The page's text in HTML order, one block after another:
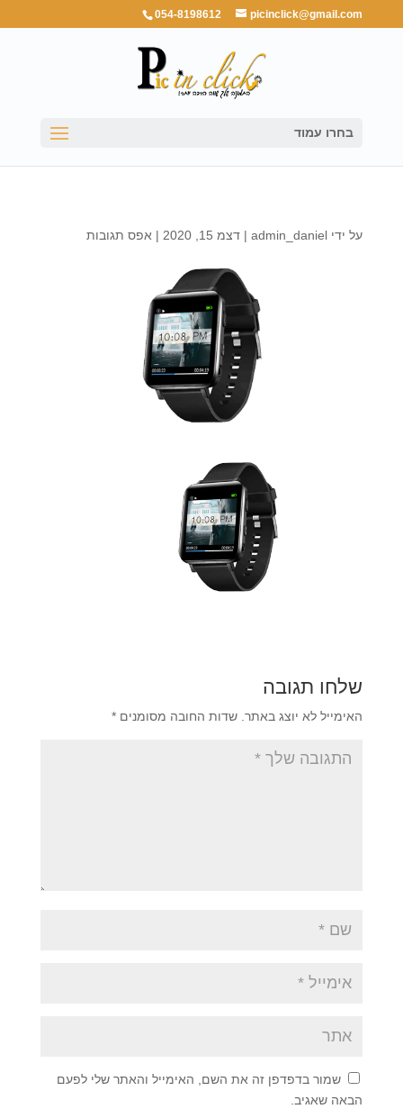
054-8198612 picinclick@gmail.com
בחרו עמוד
על ידי admin_daniel
| דצמ 15, 2020 | אפס תגובות
שלחו תגובה
האימייל לא יוצג באתר. שדות החובה מסומנים *
שמור בדפדפן זה את השם, האימייל והאתר שלי לפעם
הבאה שאגיב.